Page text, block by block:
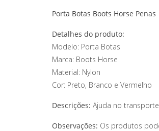
Porta Botas Boots Horse Penas
Detalhes do produto:
Modelo: Porta Botas
Marca: Boots Horse
Material: Nylon
Cor: Preto, Branco e Vermelho
Descrições: Ajuda no
Observações: Os produtos